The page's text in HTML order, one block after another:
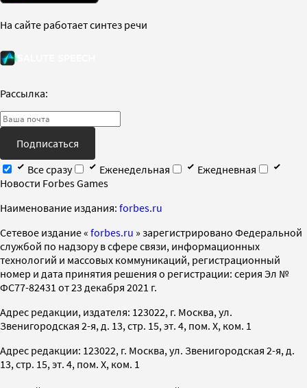
На сайте работает синтез речи
Рассылка:
Подписаться
Все сразу
Еженедельная
Ежедневная
Новости Forbes Games
Наименование издания: forbes.ru
Cетевое издание « forbes.ru » зарегистрировано Федеральной
службой по надзору в сфере связи, информационных
технологий и массовых коммуникаций, регистрационный
номер и дата принятия решения о регистрации: серия Эл №
ФС77-82431 от 23 декабря 2021 г.
Адрес редакции, издателя: 123022, г. Москва, ул.
Звенигородская 2-я, д. 13, стр. 15, эт. 4, пом. X, ком. 1
Адрес редакции: 123022, г. Москва, ул. Звенигородская 2-я, д.
13, стр. 15, эт. 4, пом. X, ком. 1